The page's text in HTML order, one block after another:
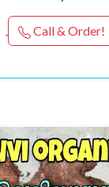
Call & Order!